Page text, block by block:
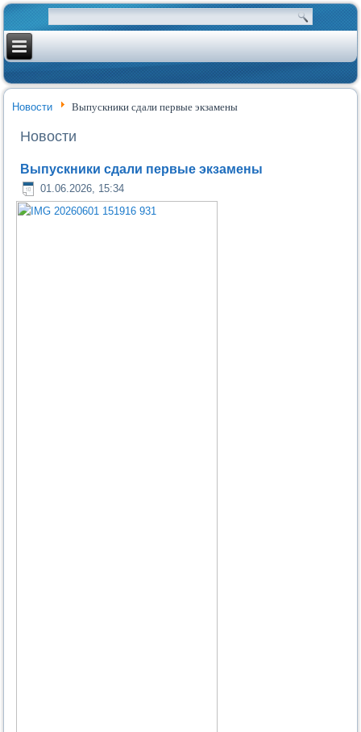
Новости Выпускники сдали первые экзамены
Новости
Выпускники сдали первые экзамены
01.06.2026, 15:34